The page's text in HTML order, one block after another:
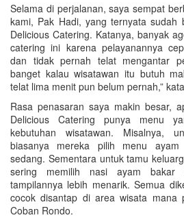
Selama di perjalanan, saya sempat
kami, Pak Hadi, yang ternyata sudah
Delicious Catering. Katanya, banyak
catering ini karena pelayanannya
dan tidak pernah telat mengantar
banget kalau wisatawan itu butuh
telat lima menit pun belum pernah,”
Rasa penasaran saya makin besar,
Delicious Catering punya menu
kebutuhan wisatawan. Misalnya,
biasanya mereka pilih menu
sedang. Sementara untuk tamu
sering memilih nasi ayam
tampilannya lebih menarik. Semua
cocok disantap di area wisata mana
Coban Rondo.